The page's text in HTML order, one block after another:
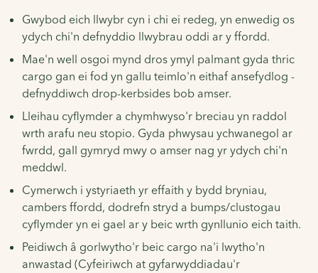
Gwybod eich llwybr cyn i chi ei redeg, yn enwedig os
ydych chi'n defnyddio llwybrau oddi ar y ffordd.
Mae'n well osgoi mynd dros ymyl palmant gyda thric
cargo gan ei fod yn gallu teimlo'n eithaf ansefydlog -
defnyddiwch drop-kerbsides bob amser.
Lleihau cyflymder a chymhwyso'r breciau yn raddol
wrth arafu neu stopio. Gyda phwysau ychwanegol ar
fwrdd, gall gymryd mwy o amser nag yr ydych chi'n
meddwl.
Cymerwch i ystyriaeth yr effaith y bydd bryniau,
cambers ffordd, dodrefn stryd a bumps/clustogau
cyflymder yn ei gael ar y beic wrth gynllunio eich taith.
Peidiwch â gorlwytho'r beic cargo na'i lwytho'n
anwastad (Cyfeiriwch at gyfarwyddiadau'r